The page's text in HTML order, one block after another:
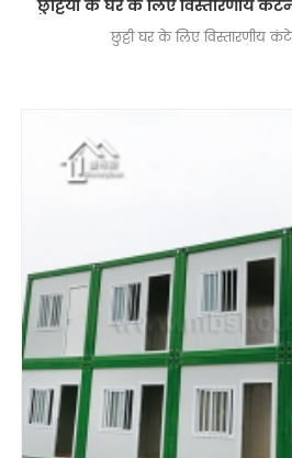
छुट्टी घर के लिए विस्तारणीय